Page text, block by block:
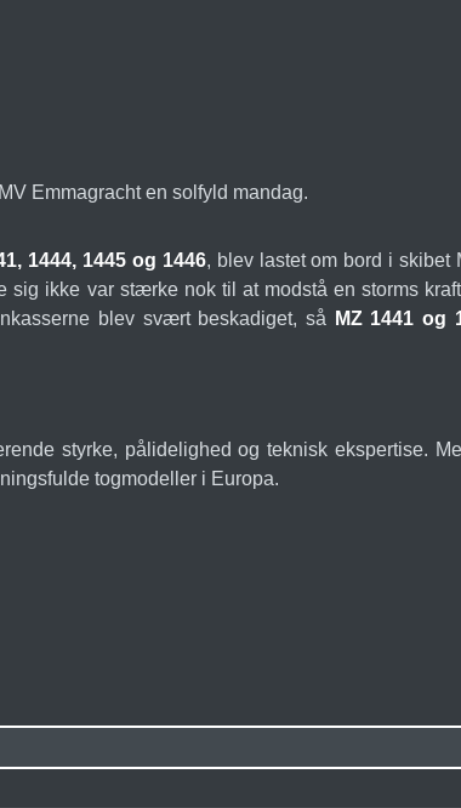
Emmagracht en solfyld mandag.
1444, 1445 og 1446, blev lastet om bord i skibet
ikke var stærke nok til at modstå en storms
blev svært beskadiget, så
MZ 1441 og
styrke, pålidelighed og teknisk ekspertise.
togmodeller i Europa.